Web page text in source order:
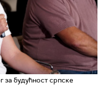
за будућност српске